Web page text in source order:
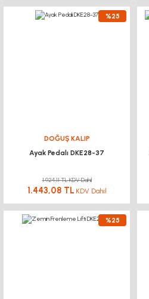
%25
DOĞUŞ KALIP
Ayak Pedalı DKE28-37
1.924,11 TL KDV Dahil
1.443,08 TL KDV Dahil
%25